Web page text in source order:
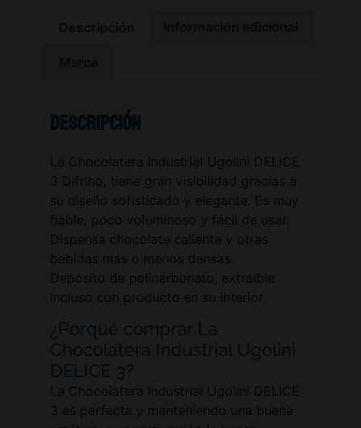
Descripción
La Chocolatera Industrial Ugolini DELICE
3 Difriho, tiene gran visibilidad gracias a
su diseño sofisticado y elegante. Es muy
fiable, poco voluminoso y fácil de usar.
Dispensa chocolate caliente y otras
bebidas más o menos densas.
Depósito de policarbonato, extraíble
incluso con producto en su interior.
¿Porqué comprar La
Chocolatera Industrial Ugolini
DELICE 3?
La Chocolatera Industrial Ugolini DELICE
3 es perfecta y manteniendo una buena